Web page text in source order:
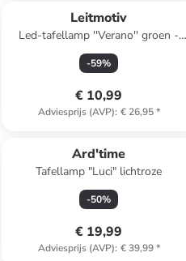
Leitmotiv
Led-tafellamp ''Verano'' groen -
(H)20 x Ø 13,5 cm
-59%
€ 10,99
Adviesprijs (AVP): € 26,95*
Ard'time
Tafellamp "Luci" lichtroze
-50%
€ 19,99
Adviesprijs (AVP): € 39,99*